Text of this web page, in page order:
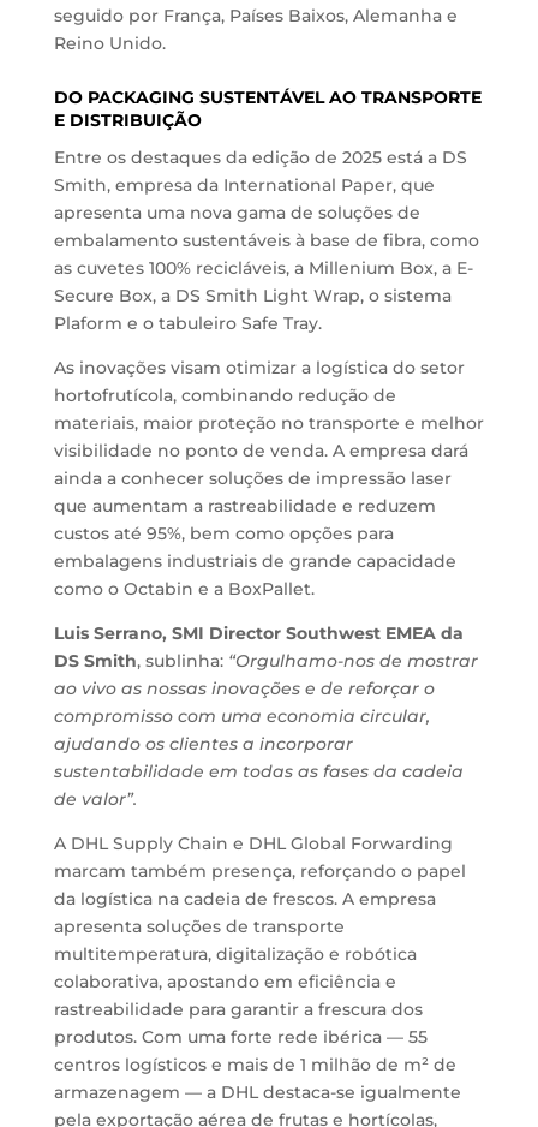
seguido por França, Países Baixos, Alemanha e
Reino Unido.
DO PACKAGING SUSTENTÁVEL AO TRANSPORTE
E DISTRIBUIÇÃO
Entre os destaques da edição de 2025 está a DS
Smith, empresa da International Paper, que
apresenta uma nova gama de soluções de
embalamento sustentáveis à base de fibra, como
as cuvetes 100% recicláveis, a Millenium Box, a E-
Secure Box, a DS Smith Light Wrap, o sistema
Plaform e o tabuleiro Safe Tray.
As inovações visam otimizar a logística do setor
hortofrutícola, combinando redução de
materiais, maior proteção no transporte e melhor
visibilidade no ponto de venda. A empresa dará
ainda a conhecer soluções de impressão laser
que aumentam a rastreabilidade e reduzem
custos até 95%, bem como opções para
embalagens industriais de grande capacidade
como o Octabin e a BoxPallet.
Luis Serrano, SMI Director Southwest EMEA da
DS Smith, sublinha: “Orgulhamo-nos de mostrar
ao vivo as nossas inovações e de reforçar o
compromisso com uma economia circular,
ajudando os clientes a incorporar
sustentabilidade em todas as fases da cadeia
de valor”.
A DHL Supply Chain e DHL Global Forwarding
marcam também presença, reforçando o papel
da logística na cadeia de frescos. A empresa
apresenta soluções de transporte
multitemperatura, digitalização e robótica
colaborativa, apostando em eficiência e
rastreabilidade para garantir a frescura dos
produtos. Com uma forte rede ibérica — 55
centros logísticos e mais de 1 milhão de m² de
armazenagem — a DHL destaca-se igualmente
pela exportação aérea de frutas e hortícolas,